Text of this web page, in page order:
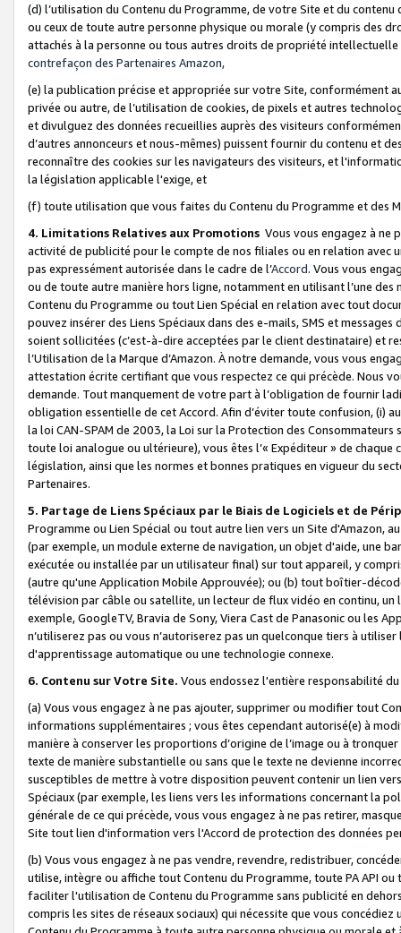
(d) l’utilisation du Contenu du Programme, de votre Site et du
ou ceux de toute autre personne physique ou morale (y compris des
attachés à la personne ou tous autres droits de propriété
contrefaçon des Partenaires Amazon,
(e) la publication précise et appropriée sur votre Site, conformément
privée ou autre, de l’utilisation de cookies, de pixels et autres
et divulguez des données recueillies auprès des visiteurs
d’autres annonceurs et nous-mêmes) puissent fournir du contenu et
reconnaître des cookies sur les navigateurs des visiteurs, et
la législation applicable l'exige, et
(f) toute utilisation que vous faites du Contenu du Programme et des
4. Limitations Relatives aux Promotions Vous vous engagez à ne
activité de publicité pour le compte de nos filiales ou en relation avec
pas expressément autorisée dans le cadre de l’Accord. Vous vous
ou de toute autre manière hors ligne, notamment en utilisant l’une
Contenu du Programme ou tout Lien Spécial en relation avec tout
pouvez insérer des Liens Spéciaux dans des e-mails, SMS et
soient sollicitées (c’est-à-dire acceptées par le client destinataire) et
l’Utilisation de la Marque d’Amazon. À notre demande, vous vous
attestation écrite certifiant que vous respectez ce qui précède. Nous
demande. Tout manquement de votre part à l’obligation de fournir
obligation essentielle de cet Accord. Afin d’éviter toute confusion, (i)
la loi CAN-SPAM de 2003, la Loi sur la Protection des
toute loi analogue ou ultérieure), vous êtes l’« Expéditeur » de
législation, ainsi que les normes et bonnes pratiques en vigueur du
Partenaires.
5. Partage de Liens Spéciaux par le Biais de Logiciels et de
Programme ou Lien Spécial ou tout autre lien vers un Site d'Amazon,
(par exemple, un module externe de navigation, un objet d'aide, une
exécutée ou installée par un utilisateur final) sur tout appareil, y
(autre qu'une Application Mobile Approuvée); ou (b) tout boîtier-
télévision par câble ou satellite, un lecteur de flux vidéo en continu,
exemple, GoogleTV, Bravia de Sony, Viera Cast de Panasonic ou les
n’utiliserez pas ou vous n’autoriserez pas un quelconque tiers à
d'apprentissage automatique ou une technologie connexe.
6. Contenu sur Votre Site. Vous endossez l'entière responsabilité
(a) Vous vous engagez à ne pas ajouter, supprimer ou modifier tout
informations supplémentaires ; vous êtes cependant autorisé(e) à
manière à conserver les proportions d’origine de l’image ou à
texte de manière substantielle ou sans que le texte ne devienne
susceptibles de mettre à votre disposition peuvent contenir un lien
Spéciaux (par exemple, les liens vers les informations concernant la
générale de ce qui précède, vous vous engagez à ne pas retirer,
Site tout lien d'information vers l'Accord de protection des données
(b) Vous vous engagez à ne pas vendre, revendre, redistribuer,
utilise, intègre ou affiche tout Contenu du Programme, toute PA API
faciliter l'utilisation de Contenu du Programme sans publicité en
compris les sites de réseaux sociaux) qui nécessite que vous